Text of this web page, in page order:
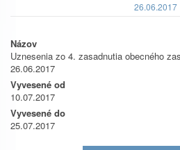
26.06.2017
Názov
Uznesenia zo 4. zasadnutia obecného
26.06.2017
Vyvesené od
10.07.2017
Vyvesené do
25.07.2017